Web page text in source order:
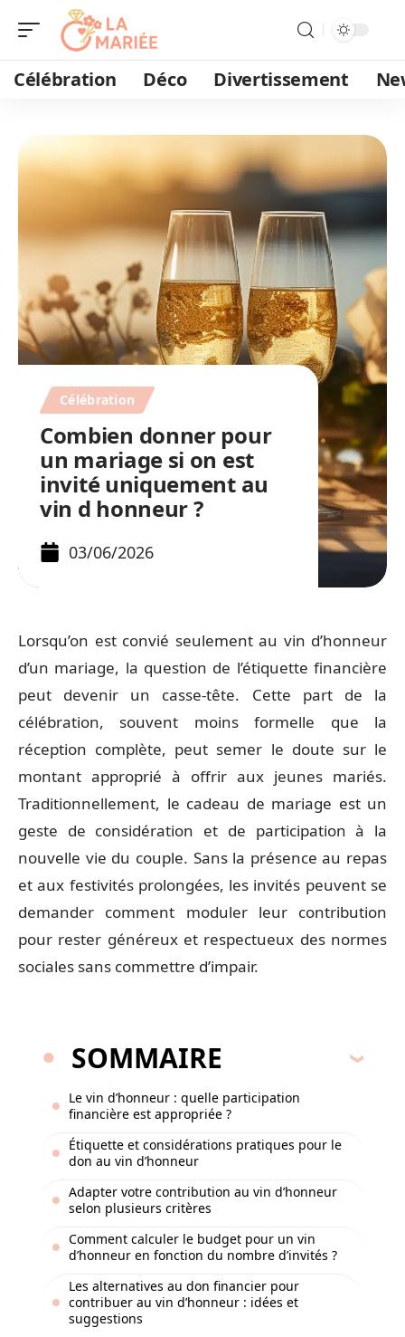
Célébration Déco Divertissement
Célébration
Combien donner pour
un mariage si on est
invité uniquement au
vin d honneur ?
03/06/2026
Lorsqu’on est convié seulement au vin d’honneur
d’un mariage, la question de l’étiquette financière
peut devenir un casse-tête. Cette part de la
célébration, souvent moins formelle que la
réception complète, peut semer le doute sur le
montant approprié à offrir aux jeunes mariés.
Traditionnellement, le cadeau de mariage est un
geste de considération et de participation à la
nouvelle vie du couple. Sans la présence au repas
et aux festivités prolongées, les invités peuvent se
demander comment moduler leur contribution
pour rester généreux et respectueux des normes
sociales sans commettre d’impair.
SOMMAIRE
Le vin d’honneur : quelle participation
financière est appropriée ?
Étiquette et considérations pratiques pour le
don au vin d’honneur
Adapter votre contribution au vin d’honneur
selon plusieurs critères
Comment calculer le budget pour un vin
d’honneur en fonction du nombre d’invités ?
Les alternatives au don financier pour
contribuer au vin d’honneur : idées et
suggestions